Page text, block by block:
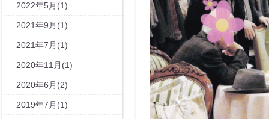
2022年5月(1)
2021年9月(1)
2021年7月(1)
2020年11月(1)
2020年6月(2)
2019年7月(1)